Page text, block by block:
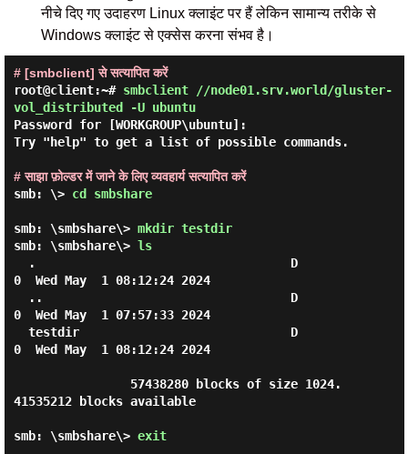
नीचे दिए गए उदाहरण Linux क्लाइंट पर हैं लेकिन सामान्य तरीके से
Windows क्लाइंट से एक्सेस करना संभव है।
# [smbclient] से सत्यापित करें
root@client:~# smbclient //node01.srv.world/gluster-
vol_distributed -U ubuntu
Password for [WORKGROUP\ubuntu]:
Try "help" to get a list of possible commands.
# साझा फ़ोल्डर में जाने के लिए व्यवहार्य सत्यापित करें
smb: \> cd smbshare
smb: \smbshare\> mkdir testdir
smb: \smbshare\> ls
0  Wed May  1 08:12:24 2024
0  Wed May  1 07:57:33 2024
0  Wed May  1 08:12:24 2024
41535212 blocks available
smb: \smbshare\> exit